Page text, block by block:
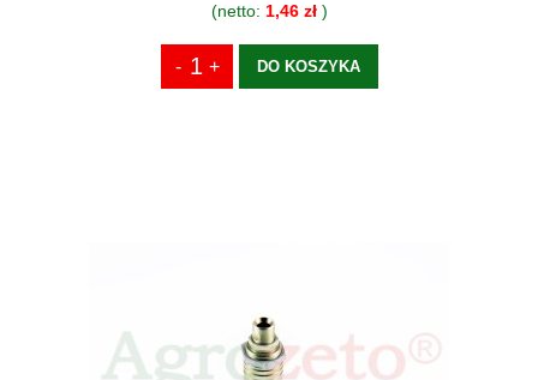
(netto: 1,46 zł)
DO KOSZYKA